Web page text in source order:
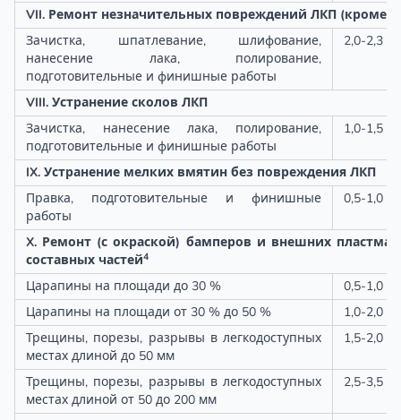
VII. Ремонт незначительных повреждений ЛКП (кроме
Зачистка, шпатлевание, шлифование,
нанесение лака, полирование,
подготовительные и финишные работы
2,0-2,3
VIII. Устранение сколов ЛКП
Зачистка, нанесение лака, полирование,
подготовительные и финишные работы
1,0-1,5
IX. Устранение мелких вмятин без повреждения ЛКП
Правка, подготовительные и финишные
работы
0,5-1,0
X. Ремонт (с окраской) бамперов и внешних
составных частей4
Царапины на площади до 30 %
0,5-1,0
Царапины на площади от 30 % до 50 %
1,0-2,0
Трещины, порезы, разрывы в легкодоступных
местах длиной до 50 мм
1,5-2,0
Трещины, порезы, разрывы в легкодоступных
местах длиной от 50 до 200 мм
2,5-3,5